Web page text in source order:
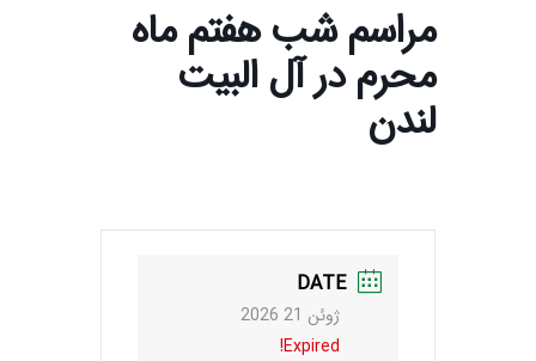
مراسم شب هفتم ماه
محرم در آل البیت
لندن
DATE
ژوئن 21 2026
Expired!